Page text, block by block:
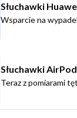
Słuchawki
Wsparcie na
Słuchawki
Teraz z pomiarami